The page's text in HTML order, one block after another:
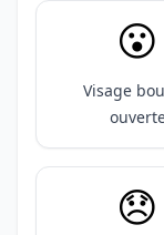
😮
Visage
😞